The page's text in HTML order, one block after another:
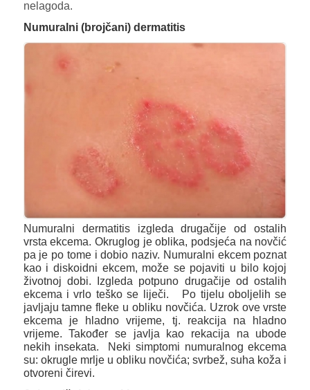
nelagoda.
Numuralni (brojčani) dermatitis
Numuralni dermatitis izgleda drugačije od ostalih
vrsta ekcema. Okruglog je oblika, podsjeća na novčić
pa je po tome i dobio naziv. Numuralni ekcem poznat
kao i diskoidni ekcem, može se pojaviti u bilo kojoj
životnoj dobi. Izgleda potpuno drugačije od ostalih
ekcema i vrlo teško se liječi. Po tijelu oboljelih se
javljaju tamne fleke u obliku novčića. Uzrok ove vrste
ekcema je hladno vrijeme, tj. reakcija na hladno
vrijeme. Također se javlja kao rekacija na ubode
nekih insekata. Neki simptomi numuralnog ekcema
su: okrugle mrlje u obliku novčića; svrbež, suha koža i
otvoreni čirevi.